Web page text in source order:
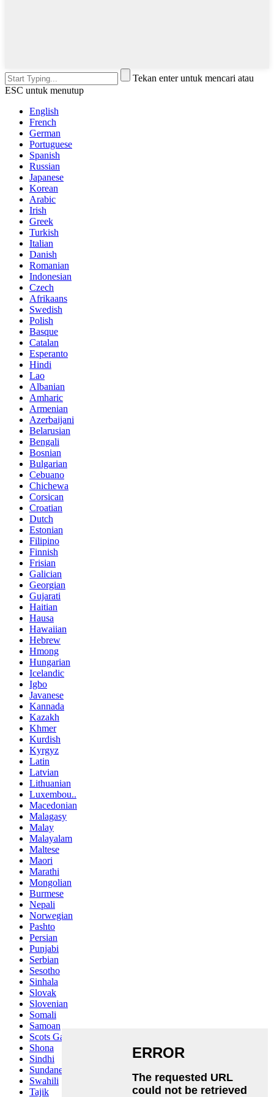
Tekan enter untuk mencari atau
ESC untuk menutup
English
French
German
Portuguese
Spanish
Russian
Japanese
Korean
Arabic
Irish
Greek
Turkish
Italian
Danish
Romanian
Indonesian
Czech
Afrikaans
Swedish
Polish
Basque
Catalan
Esperanto
Hindi
Lao
Albanian
Amharic
Armenian
Azerbaijani
Belarusian
Bengali
Bosnian
Bulgarian
Cebuano
Chichewa
Corsican
Croatian
Dutch
Estonian
Filipino
Finnish
Frisian
Galician
Georgian
Gujarati
Haitian
Hausa
Hawaiian
Hebrew
Hmong
Hungarian
Icelandic
Igbo
Javanese
Kannada
Kazakh
Khmer
Kurdish
Kyrgyz
Latin
Latvian
Lithuanian
Luxembou..
Macedonian
Malagasy
Malay
Malayalam
Maltese
Maori
Marathi
Mongolian
Burmese
Nepali
Norwegian
Pashto
Persian
Punjabi
Serbian
Sesotho
Sinhala
Slovak
Slovenian
Somali
Samoan
Scots Gaelic
Shona
Sindhi
Sundanese
Swahili
Tajik